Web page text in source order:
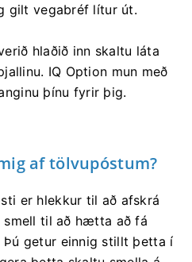
gilt vegabréf lítur út.
hlaðið inn skaltu láta
IQ Option mun með
þínu fyrir þig.
af tölvupóstum?
er hlekkur til að afskrá
smell til að hætta að fá
getur einnig stillt þetta í